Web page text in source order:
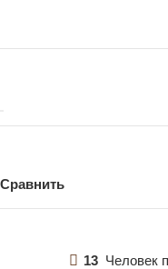
Сравнить
13 Человек